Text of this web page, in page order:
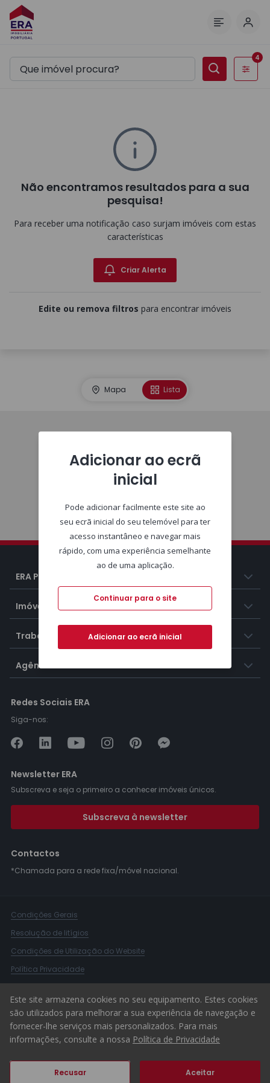
Filtros
4
Não encontramos resultados para a sua
pesquisa!
Para receber uma notificação caso surjam imóveis com estas
características
Criar Alerta
Edite ou remova filtros para encontrar imóveis
Mapa Lista
ERA Portugal
Imóveis
Trabalhar na ERA
Agências ERA
Redes Sociais ERA
Siga-nos:
Newsletter ERA
Subscreva e seja o primeiro a conhecer imóveis únicos.
Subscreva à newsletter
Contactos
*Chamada para a rede fixa/móvel nacional.
Condições Gerais
Resolução de litígios
Condições de Utilização do Website
Política Privacidade
Canal de Denúncias
© 2026 ERA Portugal
Este site armazena cookies no seu equipamento. Estes cookies
são utilizados para melhorar a sua experiência de navegação e
fornecer-lhe serviços mais personalizados. Para mais
informações, consulte a nossa Política de Privacidade
Recusar Aceitar
Adicionar ao ecrã
inicial
Pode adicionar facilmente este site ao
seu ecrã inicial do seu telemóvel para ter
acesso instantâneo e navegar mais
rápido, com uma experiência semelhante
ao de uma aplicação.
Continuar para o site
Adicionar ao ecrã inicial